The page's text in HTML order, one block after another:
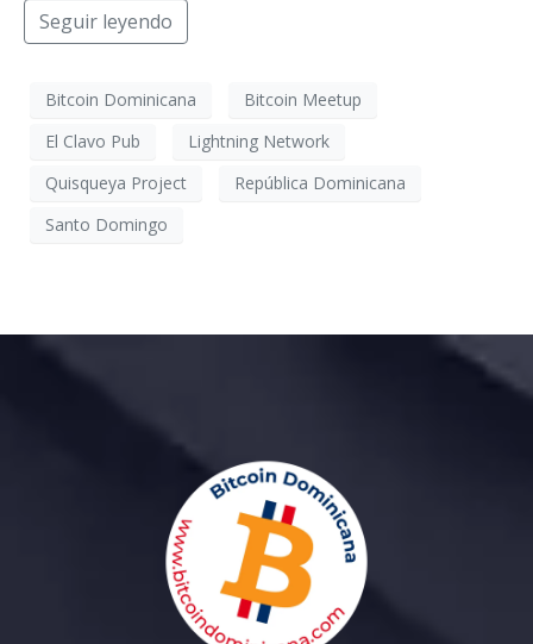
Seguir leyendo
Bitcoin Dominicana
Bitcoin Meetup
El Clavo Pub
Lightning Network
Quisqueya Project
República Dominicana
Santo Domingo